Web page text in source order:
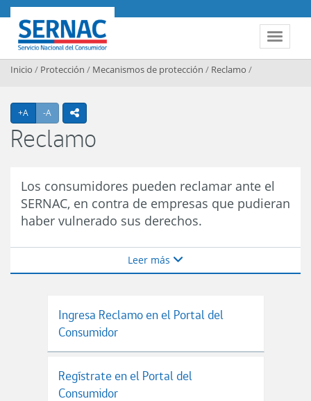
Contenido principal
Toggle
SERNAC
Inicio / Protección / Mecanismos de protección / Reclamo /
+A Agrandar texto
-A Achicar textoicono compartir
Reclamo
Los consumidores pueden reclamar ante el
SERNAC, en contra de empresas que pudieran
haber vulnerado sus derechos.
Leer más
Ingresa Reclamo en el Portal del
Consumidor
Regístrate en el Portal del
Consumidor